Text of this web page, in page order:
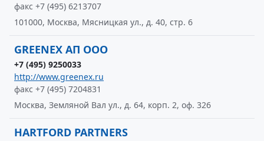
факс +7 (495) 6213707
101000, Москва, Мясницкая ул., д. 40, стр. 6
GREENEX АП ООО
+7 (495) 9250033
http://www.greenex.ru
факс +7 (495) 7204831
Москва, Земляной Вал ул., д. 64, корп. 2, оф. 326
HARTFORD PARTNERS